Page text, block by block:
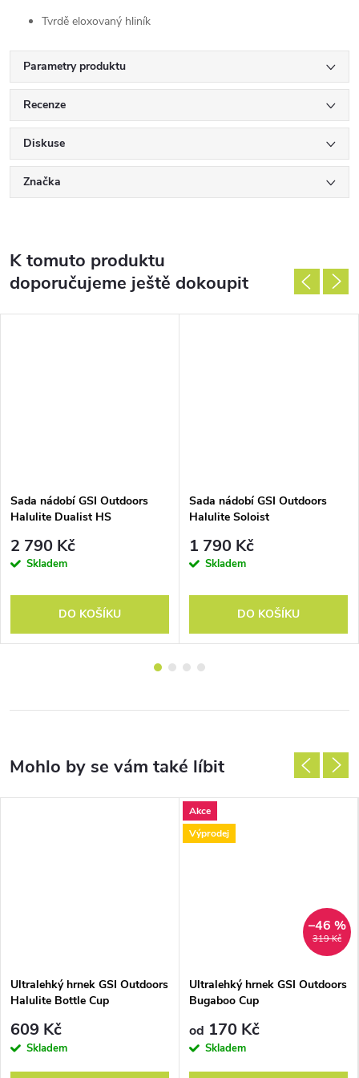
Tvrdě eloxovaný hliník
Parametry produktu
Recenze
Diskuse
Značka
K tomuto produktu
doporučujeme ještě dokoupit
Sada nádobí GSI Outdoors
Halulite Dualist HS
2 790 Kč
Skladem
DO KOŠÍKU
Sada nádobí GSI Outdoors
Halulite Soloist
1 790 Kč
Skladem
DO KOŠÍKU
Ultralehký hrnek GSI Outdoors
Halulite Bottle Cup
609 Kč
Skladem
Akce
Výprodej
319 Kč
–46 %
Ultralehký hrnek GSI Outdoors
Bugaboo Cup
od 170 Kč
Skladem